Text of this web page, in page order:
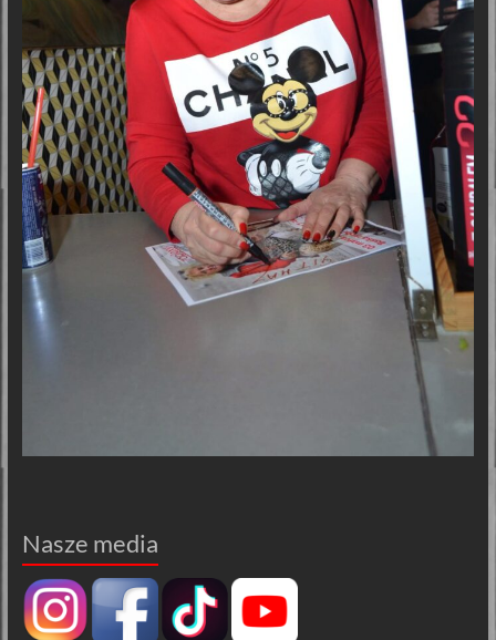
Nasze media